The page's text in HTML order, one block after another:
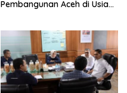
Pembangunan Aceh di Usia